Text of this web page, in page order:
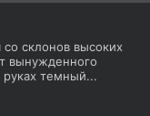
склонов высоких
вынужденного
руках темный...